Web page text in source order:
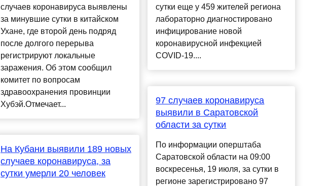
случаев коронавируса выявлены
за минувшие сутки в китайском
Ухане, где второй день подряд
после долгого перерыва
регистрируют локальные
заражения. Об этом сообщил
комитет по вопросам
здравоохранения провинции
Хубэй.Отмечает...
На Кубани выявили 189 новых
случаев коронавируса, за
сутки умерли 20 человек
сутки еще у 459 жителей региона
лабораторно диагностировано
инфицирование новой
коронавирусной инфекцией
COVID-19....
97 случаев коронавируса
выявили в Саратовской
области за сутки
По информации оперштаба
Саратовской области на 09:00
воскресенья, 19 июля, за сутки в
регионе зарегистрировано 97